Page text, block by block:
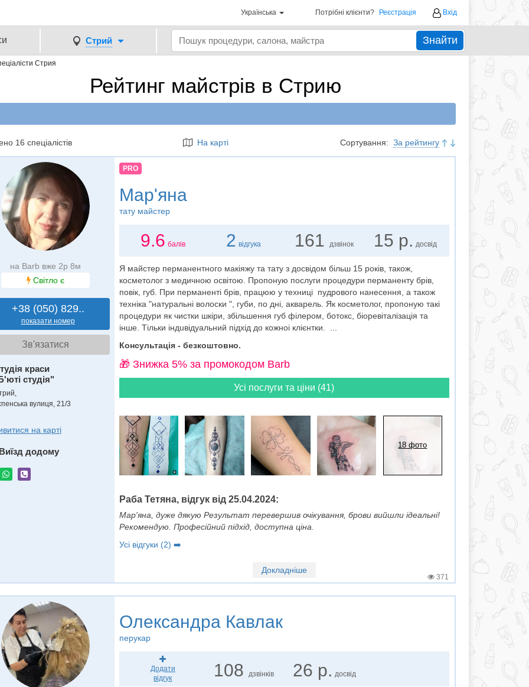
Українська Потрібні клієнти? Реєстрація Вхід
Стрий Знайти
Стрия
Рейтинг майстрів в Стрию
16 спеціалістів На карті Сортування: За рейтингу
на Barb вже 2р 8м
Світло є
+38 (050) 829..
показати номер
Зв'язатися
краси
студія"
вулиця, 21/3
на карті
додому
PRO
Мар'яна
тату майстер
9.6 балів 2 відгука 161 дзвінок 15 р. досвід
Я майстер перманентного макіяжу та тату з досвідом більш 15 років, також,
косметолог з медичною освітою. Пропоную послуги процедури перманенту брiв,
повік, губ. При перманенті брів, працюю у техницi пудрового нанесення, а також
техніка "натуральні волоски ", губи, по дні, акварель. Як косметолог, пропоную такі
процедури як чистки шкіри, збільшення губ філером, ботокс, біоревіталізація та
інше. Тiльки iндuвiдуальний пiдхiд до кожноi клiєнтки. ...
Консультація - безкоштовно.
🎁 Знижка 5% за промокодом Barb
Усі послуги та ціни (41)
18 фото
Раба Тетяна, відгук від 25.04.2024:
Мар'яна, дуже дякую Результат перевершив очікування, брови вийшли ідеальні!
Рекомендую. Професійний пiдхід, доступна ціна.
Усі відгуки (2) ➡️
Докладніше
371
Олександра Кавлак
перукар
Додати
відгук
108 дзвінків 26 р. досвід